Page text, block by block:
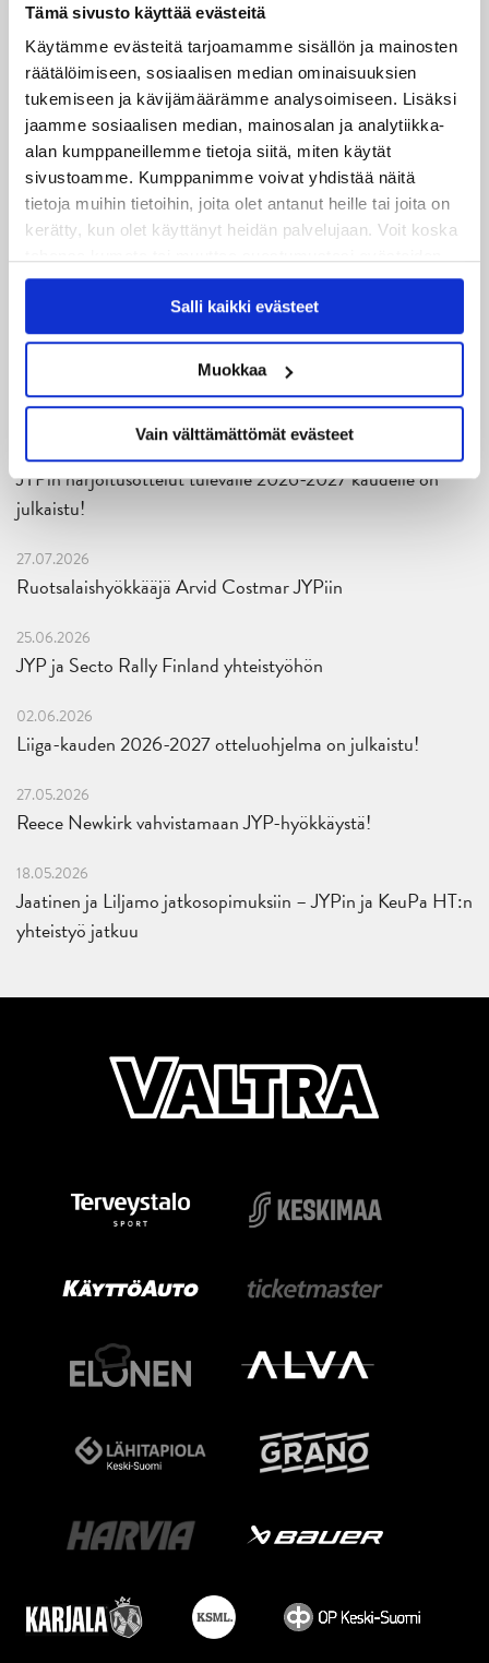
Tämä sivusto käyttää evästeitä
Käytämme evästeitä tarjoamamme sisällön ja mainosten
räätälöimiseen, sosiaalisen median ominaisuuksien
tukemiseen ja kävijämäärämme analysoimiseen. Lisäksi
jaamme sosiaalisen median, mainosalan ja analytiikka-
alan kumppaneillemme tietoja siitä, miten käytät
sivustoamme. Kumppanimme voivat yhdistää näitä
tietoja muihin tietoihin, joita olet antanut heille tai joita on
kerätty, kun olet käyttänyt heidän palvelujaan. Voit koska
käytöstäEvästeet-sivultamme.
Salli kaikki evästeet
Muokkaa
Vain välttämättömät evästeet
Uusimmat
08.08.2026
Turnausraportti: JYP juhlii seurahistorian ensimmäistä
Tampere Cupin voittoa!
06.08.2026
JYPin kausi käyntiin Tampere Cupista!
05.08.2026
JYPin kapteenisto Liiga-kauteen 2026–2027 on nimetty
04.08.2026
Joukkueen yhteisharjoitukset ovat alkaneet – ensimmäinen
mittari luvassa jo heti viikonloppuna Tampere Cupissa!
JYPin harjoitusottelut tulevalle 2026-2027 kaudelle on
julkaistu!
27.07.2026
Ruotsalaishyökkääjä Arvid Costmar JYPiin
25.06.2026
JYP ja Secto Rally Finland yhteistyöhön
02.06.2026
Liiga-kauden 2026-2027 otteluohjelma on julkaistu!
27.05.2026
Reece Newkirk vahvistamaan JYP-hyökkäystä!
18.05.2026
Jaatinen ja Liljamo jatkosopimuksiin – JYPin ja KeuPa HT:n
yhteistyö jatkuu